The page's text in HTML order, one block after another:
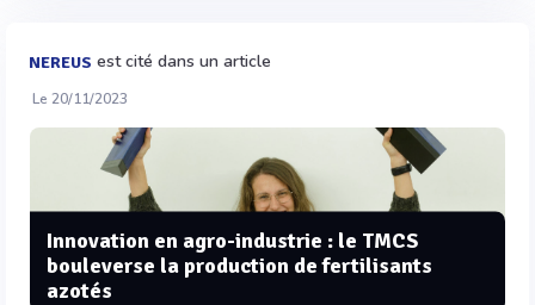
NEREUS est cité dans un article
Le 20/11/2023
Innovation en agro-industrie : le TMCS
bouleverse la production de fertilisants
azotés